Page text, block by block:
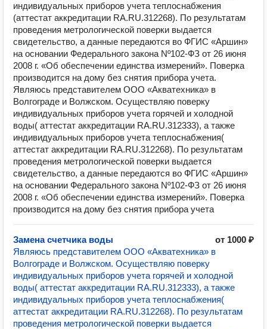
индивидуальных приборов учета теплоснабжения
(аттестат аккредитации RA.RU.312268). По результатам
проведения метрологической поверки выдается
свидетельство, а данные передаются во ФГИС «Аршин»
на основании Федерального закона Nº102-ФЗ от 26 июня
2008 г. «Об обеспечении единства измерений». Поверка
производится на дому без снятия прибора учета.
Являюсь представителем ООО «Акватехника» в
Волгограде и Волжском. Осуществляю поверку
индивидуальных приборов учета горячей и холодной
воды( аттестат аккредитации RA.RU.312333), а также
индивидуальных приборов учета теплоснабжения(
аттестат аккредитации RA.RU.312268). По результатам
проведения метрологической поверки выдается
свидетельство, а данные передаются во ФГИС «Аршин»
на основании Федерального закона Nº102-ФЗ от 26 июня
2008 г. «Об обеспечении единства измерений». Поверка
производится на дому без снятия прибора учета
Замена счетчика воды
от 1000 ₽
Являюсь представителем ООО «Акватехника» в
Волгограде и Волжском. Осуществляю поверку
индивидуальных приборов учета горячей и холодной
воды( аттестат аккредитации RA.RU.312333), а также
индивидуальных приборов учета теплоснабжения(
аттестат аккредитации RA.RU.312268). По результатам
проведения метрологической поверки выдается